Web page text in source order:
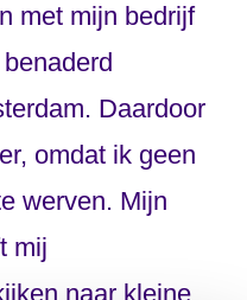
met mijn bedrijf
Daardoor
omdat ik geen
werven. Mijn
mij
naar kleine